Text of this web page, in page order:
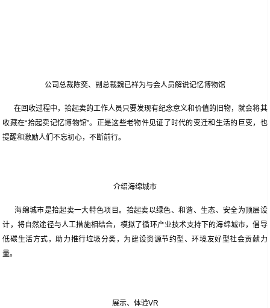
公司总裁陈奕、副总裁魏已祥为与会人员解说记忆博物馆
在回收过程中，拾起卖的工作人员只要发现有纪念意义和价值的旧物，就会将其
收藏在“拾起卖记忆博物馆”。正是这些老物件见证了时代的变迁和生活的巨变，也
提醒和激励人们不忘初心，不断前行。
介绍海绵城市
海绵城市是拾起卖一大特色项目。拾起卖以绿色、和谐、生态、安全为顶层设
计，将自然途径与人工措施相结合，模拟了循环产业技术支持下的海绵城市，倡导
低碳生活方式，助力推行垃圾分类，为建设资源节约型、环境友好型社会贡献力
量。
展示、体验VR